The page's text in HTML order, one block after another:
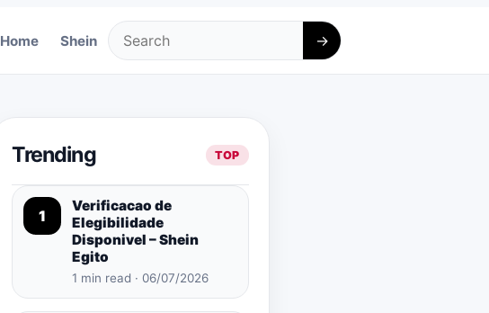
Home Shein
Search
→
Trending TOP
1
Verificacao de
Elegibilidade
Disponivel – Shein
Egito
1 min read · 06/07/2026